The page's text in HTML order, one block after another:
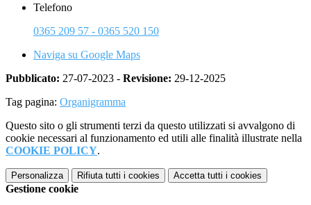
Telefono
0365 209 57 - 0365 520 150
Naviga su Google Maps
Pubblicato: 27-07-2023 - Revisione: 29-12-2025
Tag pagina: Organigramma
Questo sito o gli strumenti terzi da questo utilizzati si avvalgono di
cookie necessari al funzionamento ed utili alle finalità illustrate nella
COOKIE POLICY.
Personalizza Rifiuta tutti i cookies Accetta tutti i cookies
Gestione cookie